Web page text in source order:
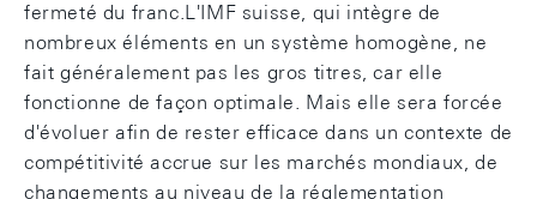
fermeté du franc.L'IMF suisse, qui intègre de
nombreux éléments en un système homogène, ne
fait généralement pas les gros titres, car elle
fonctionne de façon optimale. Mais elle sera forcée
d'évoluer afin de rester efficace dans un contexte de
compétitivité accrue sur les marchés mondiaux, de
changements au niveau de la réglementation